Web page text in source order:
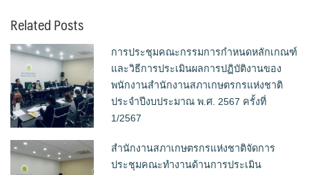
Related Posts
การประชุมคณะกรรมการกำหนดหลักเกณฑ์
และวิธีการประเมินผลการปฏิบัติงานของ
พนักงานสำนักงานสภาเกษตรกรแห่งชาติ
ประจำปีงบประมาณ พ.ศ. 2567 ครั้งที่
1/2567
สำนักงานสภาเกษตรกรแห่งชาติจัดการ
ประชุมคณะทำงานด้านการประเมิน